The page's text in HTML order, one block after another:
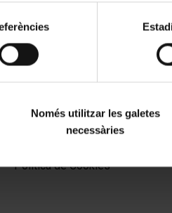
Només utilitzar les galetes
necessàries
la provincia
Política de Cookies